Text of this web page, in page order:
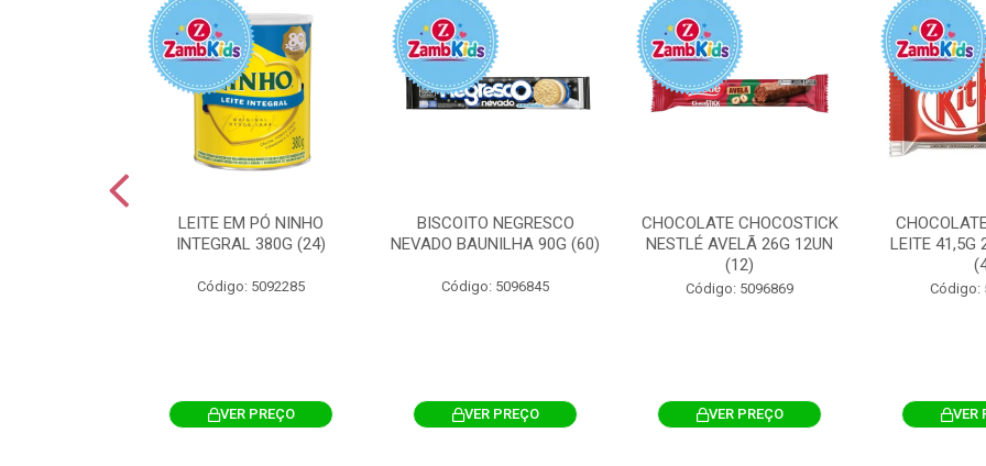
LEITE EM PÓ NINHO
INTEGRAL 380G (24)
Código: 5092285
VER PREÇO
BISCOITO NEGRESCO
NEVADO BAUNILHA 90G (60)
Código: 5096845
VER PREÇO
CHOCOLATE CHOCOSTICK
NESTLÉ AVELÃ 26G 12UN
(12)
Código: 5096869
VER PREÇO
LEITE 41,5G
Código:
VER